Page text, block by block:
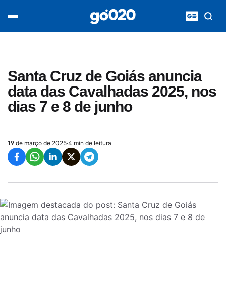
Santa Cruz de Goiás anuncia
data das Cavalhadas 2025, nos
dias 7 e 8 de junho
19 de março de 2025·4 min de leitura
acontece agora
entretenimento
vídeos
pod020